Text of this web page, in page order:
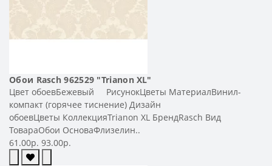
Обои Rasch 962529 "Trianon XL"
Цвет обоевБежевый РисунокЦветы МатериалВинил-
компакт (горячее тиснение) Дизайн
обоевЦветы КоллекцияTrianon XL БрендRasch Вид
ТовараОбои ОсноваФлизелин..
61.00р. 93.00р.